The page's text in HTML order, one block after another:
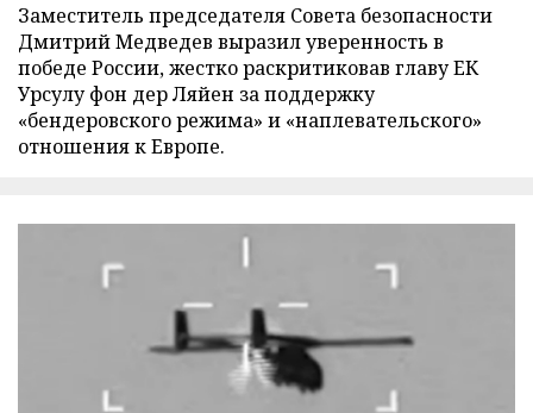
Заместитель председателя Совета безопасности
Дмитрий Медведев выразил уверенность в
победе России, жестко раскритиковав главу ЕК
Урсулу фон дер Ляйен за поддержку
«бендеровского режима» и «наплевательского»
отношения к Европе.